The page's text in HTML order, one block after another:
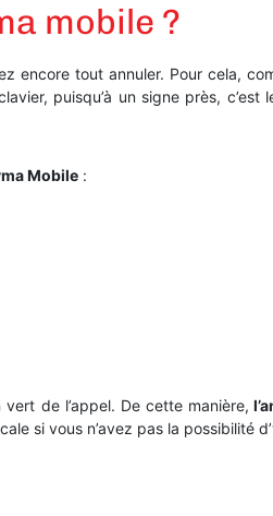
mobile ?
encore tout annuler. Pour cela,
puisqu’à un signe près, c’est
Mobile :
de l’appel. De cette manière,
si vous n’avez pas la possibilité